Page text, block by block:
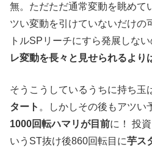
無。ただただ通常変動を眺めて
ツい変動を引けていないだけの
トルSPリーチにすら発展しな
レ変動を長々と見せられるより
そうこうしているうちに持ち玉
タート 。しかしその後もアツい
1000回転ハマリが目前に！ 投
いうST抜け後860回転目に芋ス